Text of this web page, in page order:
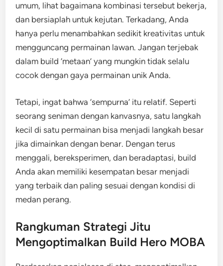
umum, lihat bagaimana kombinasi tersebut bekerja,
dan bersiaplah untuk kejutan. Terkadang, Anda
hanya perlu menambahkan sedikit kreativitas untuk
mengguncang permainan lawan. Jangan terjebak
dalam build ‘metaan’ yang mungkin tidak selalu
cocok dengan gaya permainan unik Anda.
Tetapi, ingat bahwa ‘sempurna’ itu relatif. Seperti
seorang seniman dengan kanvasnya, satu langkah
kecil di satu permainan bisa menjadi langkah besar
jika dimainkan dengan benar. Dengan terus
menggali, bereksperimen, dan beradaptasi, build
Anda akan memiliki kesempatan besar menjadi
yang terbaik dan paling sesuai dengan kondisi di
medan perang.
Rangkuman Strategi Jitu
Mengoptimalkan Build Hero MOBA